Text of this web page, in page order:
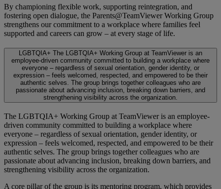
By championing flexible work, supporting reintegration, and
fostering open dialogue, the Parents@TeamViewer Working Group
strengthens our commitment to a workplace where families feel
supported and careers can grow – at every stage of life.
LGBTQIA+ The LGBTQIA+ Working Group at TeamViewer is an
employee-driven community committed to building a workplace where
everyone – regardless of sexual orientation, gender identity, or
expression – feels welcomed, respected, and empowered to be their
authentic selves. The group brings together colleagues who are
passionate about advancing inclusion, breaking down barriers, and
strengthening visibility across the organization.
The LGBTQIA+ Working Group at TeamViewer is an employee-
driven community committed to building a workplace where
everyone – regardless of sexual orientation, gender identity, or
expression – feels welcomed, respected, and empowered to be their
authentic selves. The group brings together colleagues who are
passionate about advancing inclusion, breaking down barriers, and
strengthening visibility across the organization.
A core pillar of the group is its mentoring program, which provides